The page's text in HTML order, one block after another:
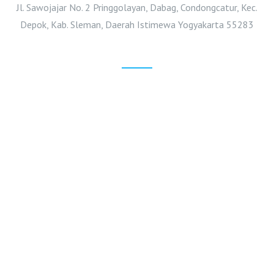
Jl. Sawojajar No. 2 Pringgolayan, Dabag, Condongcatur, Kec.
Depok, Kab. Sleman, Daerah Istimewa Yogyakarta 55283